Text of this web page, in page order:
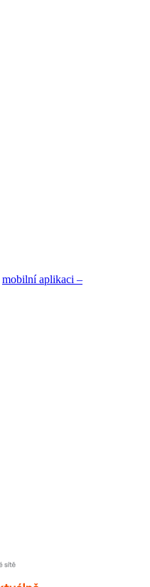
mobilní aplikaci –